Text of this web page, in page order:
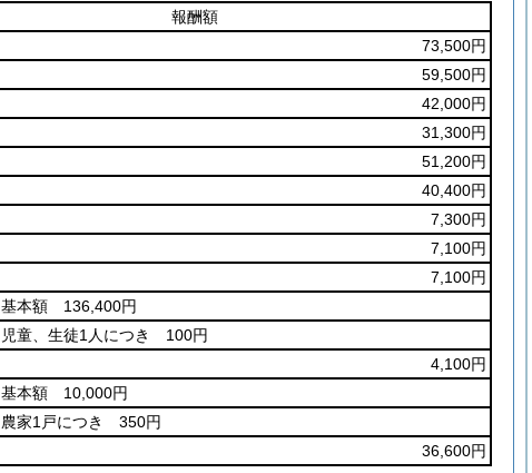
報酬額
73,500円
59,500円
42,000円
31,300円
51,200円
40,400円
7,300円
7,100円
7,100円
基本額 136,400円
児童、生徒1人につき 100円
4,100円
基本額 10,000円
農家1戸につき 350円
36,600円